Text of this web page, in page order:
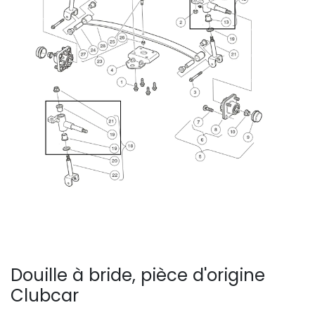
Douille à bride, pièce d'origine
Clubcar